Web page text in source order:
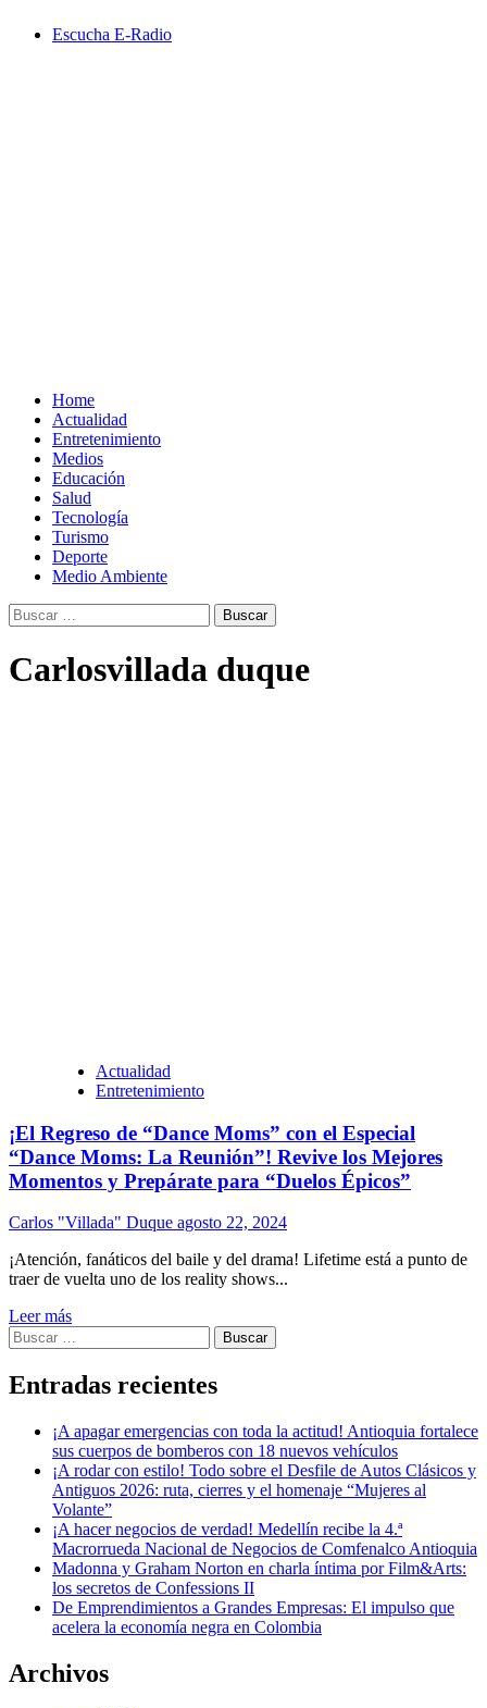
Escucha E-Radio
Home
Actualidad
Entretenimiento
Medios
Educación
Salud
Tecnología
Turismo
Deporte
Medio Ambiente
Buscar:
Carlosvillada duque
Actualidad
Entretenimiento
¡El Regreso de “Dance Moms” con el Especial
“Dance Moms: La Reunión”! Revive los Mejores
Momentos y Prepárate para “Duelos Épicos”
Carlos "Villada" Duque agosto 22, 2024
¡Atención, fanáticos del baile y del drama! Lifetime está a punto de
traer de vuelta uno de los reality shows...
Leer más
Buscar:
Entradas recientes
¡A apagar emergencias con toda la actitud! Antioquia fortalece
sus cuerpos de bomberos con 18 nuevos vehículos
¡A rodar con estilo! Todo sobre el Desfile de Autos Clásicos y
Antiguos 2026: ruta, cierres y el homenaje “Mujeres al
Volante”
¡A hacer negocios de verdad! Medellín recibe la 4.ª
Macrorrueda Nacional de Negocios de Comfenalco Antioquia
Madonna y Graham Norton en charla íntima por Film&Arts:
los secretos de Confessions II
De Emprendimientos a Grandes Empresas: El impulso que
acelera la economía negra en Colombia
Archivos